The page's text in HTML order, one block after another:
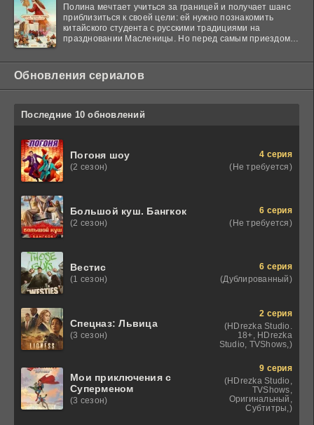
Полина мечтает учиться за границей и получает шанс
приблизиться к своей цели: ей нужно познакомить
китайского студента с русскими традициями на
праздновании Масленицы. Но перед самым приездом
Обновления сериалов
Последние 10 обновлений
Погоня шоу
(2 сезон)
4 серия
(Не требуется)
Большой куш. Бангкок
(2 сезон)
6 серия
(Не требуется)
Вестис
(1 сезон)
6 серия
(Дублированный)
Спецназ: Львица
(3 сезон)
2 серия
(HDrezka Studio.
18+, HDrezka
Studio, TVShows,)
Мои приключения с
Суперменом
(3 сезон)
9 серия
(HDrezka Studio,
TVShows,
Оригинальный,
Субтитры,)